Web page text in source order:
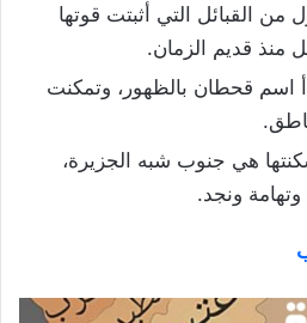
القبائل التي أثبتت قوتها
منذ قديم الزمان.
اسم قحطان بالظهور، وتمكنت
هي جنوب شبه الجزيرة،
ونجد.